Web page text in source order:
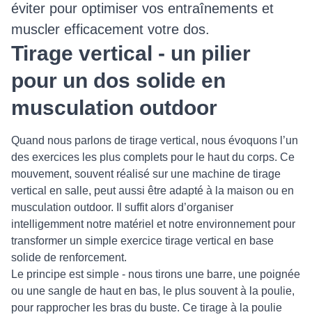
éviter pour optimiser vos entraînements et
muscler efficacement votre dos.
Tirage vertical - un pilier
pour un dos solide en
musculation outdoor
Quand nous parlons de tirage vertical, nous évoquons l’un
des exercices les plus complets pour le haut du corps. Ce
mouvement, souvent réalisé sur une machine de tirage
vertical en salle, peut aussi être adapté à la maison ou en
musculation outdoor. Il suffit alors d’organiser
intelligemment notre matériel et notre environnement pour
transformer un simple exercice tirage vertical en base
solide de renforcement.
Le principe est simple - nous tirons une barre, une poignée
ou une sangle de haut en bas, le plus souvent à la poulie,
pour rapprocher les bras du buste. Ce tirage à la poulie